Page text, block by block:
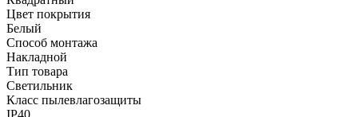
Цвет покрытия
Белый
Способ монтажа
Накладной
Тип товара
Светильник
Класс пылевлагозащиты
IP40